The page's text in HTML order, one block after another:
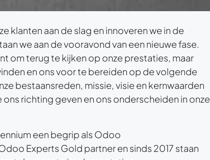
klanten aan de slag en innoveren we in de
we aan de vooravond van een nieuwe fase.
om terug te kijken op onze prestaties, maar
en ons voor te bereiden op de volgende
bestaansreden, missie, visie en kernwaarden
richting geven en ons onderscheiden in onze
een begrip als Odoo
Experts Gold partner en sinds 2017 staan